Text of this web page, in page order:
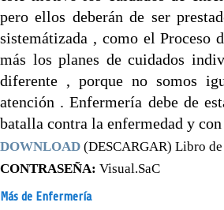
pero ellos deberán de ser
sistemátizada , como el Proceso
más los planes de cuidados
diferente , porque no somos
atención . Enfermería debe de
batalla contra la enfermedad y
DOWNLOAD (DESCARGAR) Libro
CONTRASEÑA: Visual.SaC
Más de Enfermería